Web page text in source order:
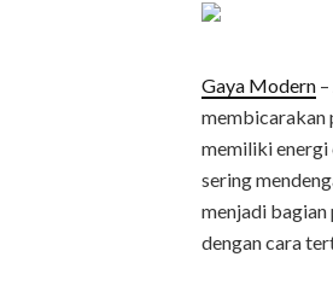
Gaya Modern
membicarakan
memiliki energi
sering
menjadi bagian
dengan cara